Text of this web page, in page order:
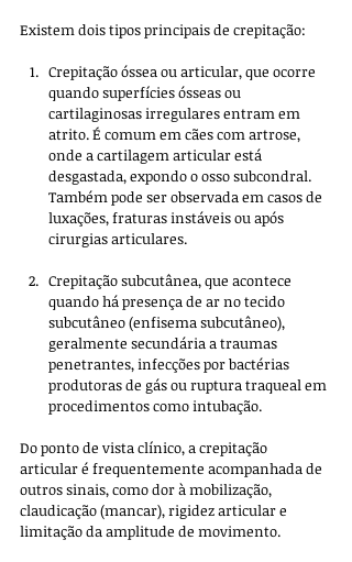
Existem dois tipos principais de crepitação:
Crepitação óssea ou articular, que ocorre
quando superfícies ósseas ou
cartilaginosas irregulares entram em
atrito. É comum em cães com artrose,
onde a cartilagem articular está
desgastada, expondo o osso subcondral.
Também pode ser observada em casos de
luxações, fraturas instáveis ou após
cirurgias articulares.
Crepitação subcutânea, que acontece
quando há presença de ar no tecido
subcutâneo (enfisema subcutâneo),
geralmente secundária a traumas
penetrantes, infecções por bactérias
produtoras de gás ou ruptura traqueal em
procedimentos como intubação.
Do ponto de vista clínico, a crepitação
articular é frequentemente acompanhada de
outros sinais, como dor à mobilização,
claudicação (mancar), rigidez articular e
limitação da amplitude de movimento.